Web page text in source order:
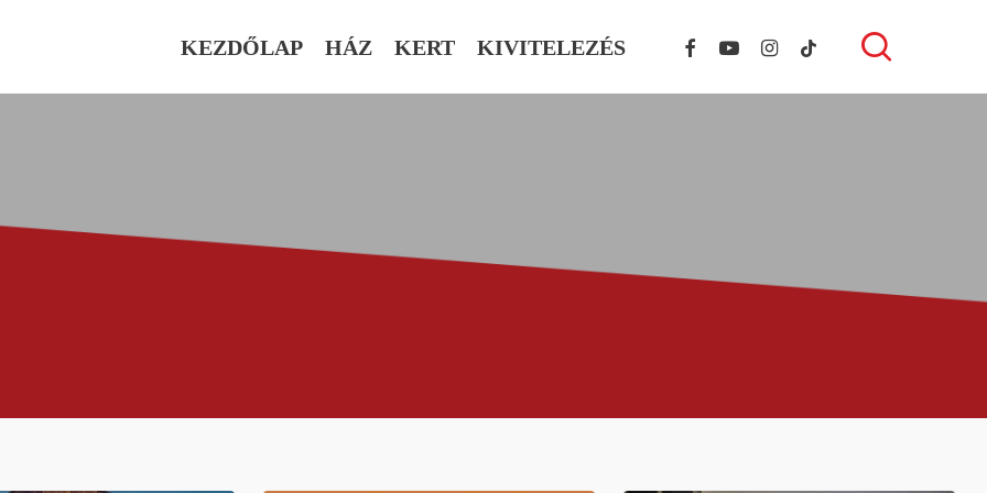
KEZDŐLAP HÁZ KERT KIVITELEZÉS FACEBOOK
YOUTUBE
INSTAGRAM
TIKTOK search